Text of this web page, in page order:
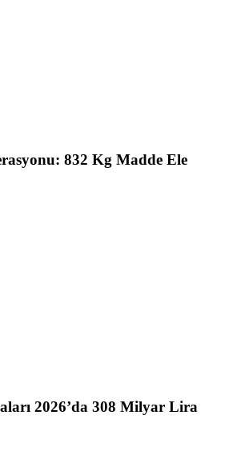
832 Kg Madde Ele
2026’da 308 Milyar Lira